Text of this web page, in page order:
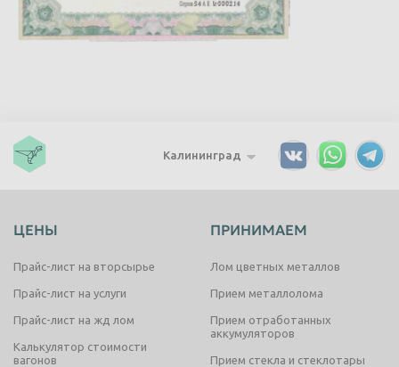
Калининград
ЦЕНЫ
Прайс-лист на вторсырье
Прайс-лист на услуги
Прайс-лист на жд лом
Калькулятор стоимости
вагонов
ПРИНИМАЕМ
Лом цветных металлов
Прием металлолома
Прием отработанных
аккумуляторов
Прием стекла и стеклотары